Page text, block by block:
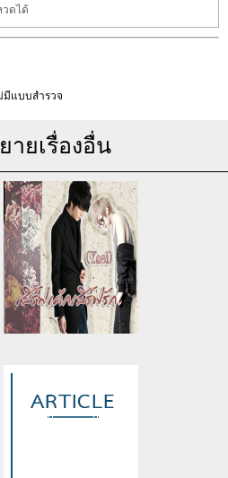
วดได้
มีแบบสำรวจ
ายเรื่องอื่น
public_html/include/article/
assumed 'article_topic' (this
will throw an Error in a future